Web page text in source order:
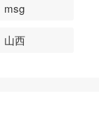
msg
山西